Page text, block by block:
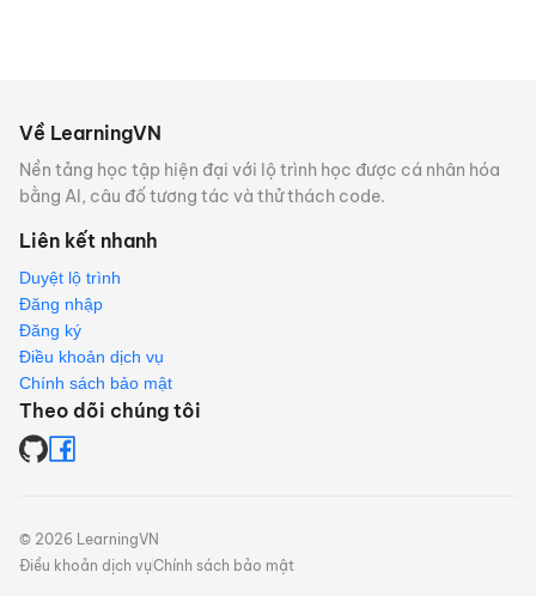
Về LearningVN
Nền tảng học tập hiện đại với lộ trình học được cá nhân hóa
bằng AI, câu đố tương tác và thử thách code.
Liên kết nhanh
Duyệt lộ trình
Đăng nhập
Đăng ký
Điều khoản dịch vụ
Chính sách bảo mật
Theo dõi chúng tôi
© 2026 LearningVN
Điều khoản dịch vụChính sách bảo mật